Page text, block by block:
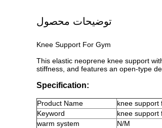
توضیحات محصول
Knee Support For Gym
This elastic neoprene knee support
stiffness, and features an open-type
Specification:
Product Name
knee support
Keyword
knee support
warm system
N/M